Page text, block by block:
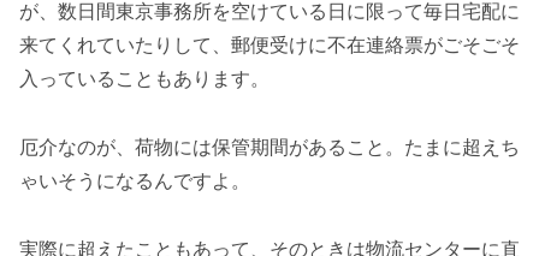
が、数日間東京事務所を空けている日に限って毎日宅配に
来てくれていたりして、郵便受けに不在連絡票がごそごそ
入っていることもあります。
厄介なのが、荷物には保管期間があること。たまに超えち
ゃいそうになるんですよ。
実際に超えたこともあって、そのときは物流センターに直